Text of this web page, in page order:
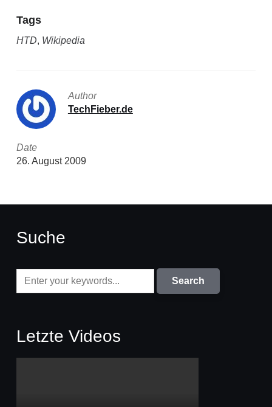
Tags
HTD, Wikipedia
Author
TechFieber.de
Date
26. August 2009
Suche
Letzte Videos